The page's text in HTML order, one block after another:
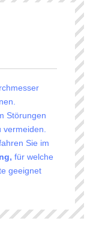
Störungen
Sie im
für welche
geeignet